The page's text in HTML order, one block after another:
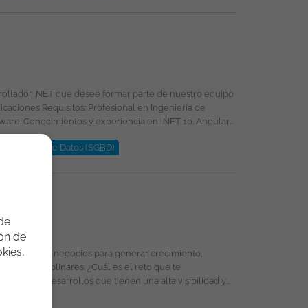
.NET que desee formar parte de nuestro equipo
acceso al portafolio de
de Bases de Datos (SGBD)
de